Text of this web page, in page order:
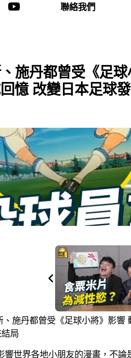
聯絡我們
施丹都曾受《足
憶 改變日本足球
施丹都曾受《足球小將》影響
局
響世界各地小朋友的漫畫，不